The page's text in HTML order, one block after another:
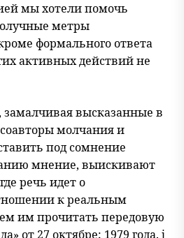
мы хотели помочь
метры
формального ответа
активных действий не
замалчивая высказанные в
молчания и
под сомнение
мнение, выискивают
речь идет о
к реальным
им прочитать передовую
от 27 октябре; 1979 года. j